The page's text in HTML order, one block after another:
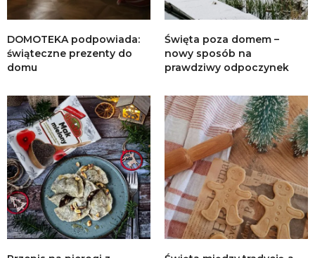
DOMOTEKA podpowiada:
świąteczne prezenty do
domu
Święta poza domem –
nowy sposób na
prawdziwy odpoczynek